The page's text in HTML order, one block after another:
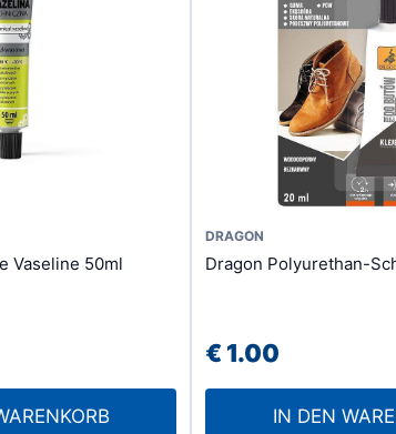
Vaseline 50ml
DRAGON
Dragon Polyurethan-
€1.00
IN DEN